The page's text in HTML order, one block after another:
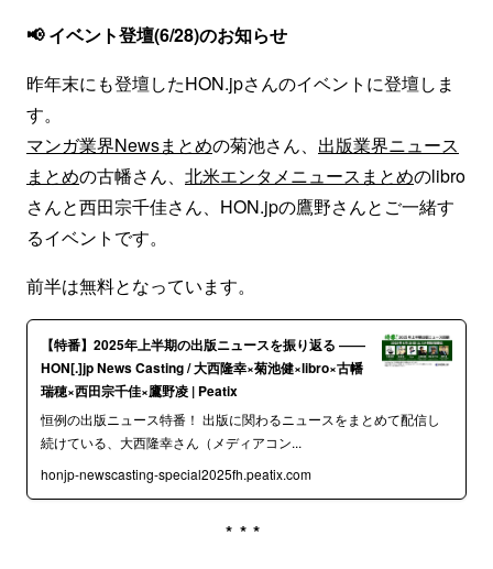
📢 イベント登壇(6/28)のお知らせ
昨年末にも登壇したHON.jpさんのイベントに登壇しま
す。
マンガ業界Newsまとめの菊池さん、 出版業界ニュース
まとめの古幡さん、 北米エンタメニュースまとめのlibro
さんと西田宗千佳さん、HON.jpの鷹野さんとご一緒す
るイベントです。
前半は無料となっています。
【特番】2025年上半期の出版ニュースを振り返る ――
HON[.]jp News Casting / 大西隆幸×菊池健×libro×古幡
瑞穂×西田宗千佳×鷹野凌 | Peatix
恒例の出版ニュース特番！ 出版に関わるニュースをまとめて配信し
続けている、大西隆幸さん（メディアコン...
honjp-newscasting-special2025fh.peatix.com
***